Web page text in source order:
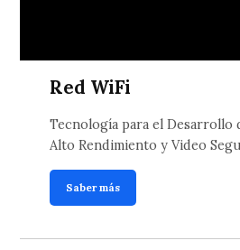
Red WiFi
Tecnología para el Desarrollo
Alto Rendimiento y Video
Saber más